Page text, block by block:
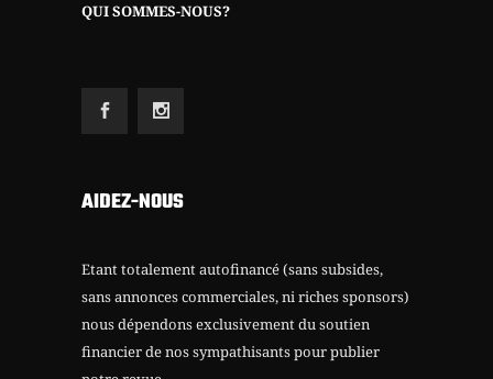
QUI SOMMES-NOUS?
AIDEZ-NOUS
Etant totalement autofinancé (sans subsides,
sans annonces commerciales, ni riches sponsors)
nous dépendons exclusivement du soutien
financier de nos sympathisants pour publier